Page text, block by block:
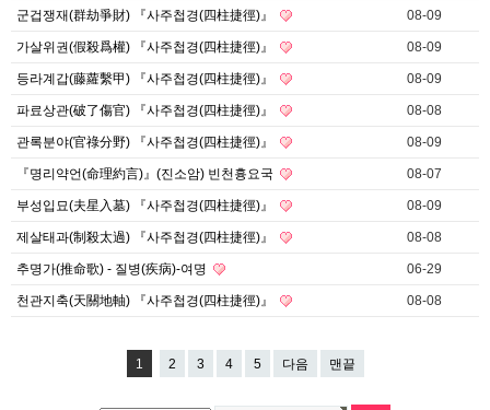
군겁쟁재(群劫爭財) 『사주첩경(四柱捷徑)』 08-09
가살위권(假殺爲權) 『사주첩경(四柱捷徑)』 08-09
등라계갑(藤蘿繫甲) 『사주첩경(四柱捷徑)』 08-09
파료상관(破了傷官) 『사주첩경(四柱捷徑)』 08-08
관록분야(官祿分野) 『사주첩경(四柱捷徑)』 08-09
『명리약언(命理約言)』(진소암) 빈천흉요국 08-07
부성입묘(夫星入墓) 『사주첩경(四柱捷徑)』 08-09
제살태과(制殺太過) 『사주첩경(四柱捷徑)』 08-08
추명가(推命歌) - 질병(疾病)-여명 06-29
천관지축(天關地軸) 『사주첩경(四柱捷徑)』 08-08
1 2 3 4 5 다음 맨끝